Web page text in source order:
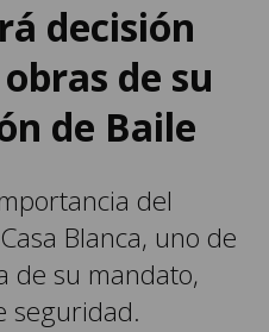
decisión
de su
de Baile
del
Blanca, uno de
de su mandato,
seguridad.